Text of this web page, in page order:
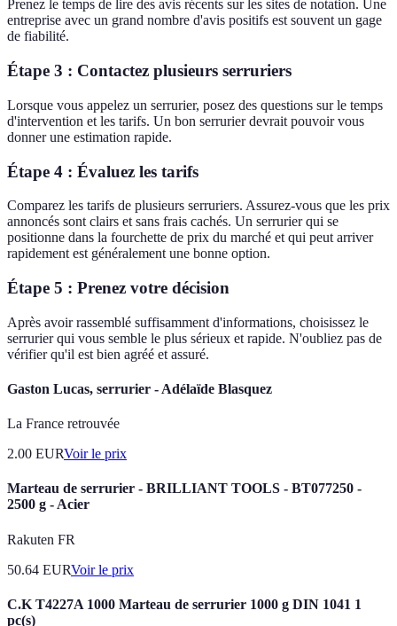
Prenez le temps de lire des avis récents sur les sites de notation. Une
entreprise avec un grand nombre d'avis positifs est souvent un gage
de fiabilité.
Étape 3 : Contactez plusieurs serruriers
Lorsque vous appelez un serrurier, posez des questions sur le temps
d'intervention et les tarifs. Un bon serrurier devrait pouvoir vous
donner une estimation rapide.
Étape 4 : Évaluez les tarifs
Comparez les tarifs de plusieurs serruriers. Assurez-vous que les prix
annoncés sont clairs et sans frais cachés. Un serrurier qui se
positionne dans la fourchette de prix du marché et qui peut arriver
rapidement est généralement une bonne option.
Étape 5 : Prenez votre décision
Après avoir rassemblé suffisamment d'informations, choisissez le
serrurier qui vous semble le plus sérieux et rapide. N'oubliez pas de
vérifier qu'il est bien agréé et assuré.
Gaston Lucas, serrurier - Adélaïde Blasquez
La France retrouvée
2.00 EURVoir le prix
Marteau de serrurier - BRILLIANT TOOLS - BT077250 -
2500 g - Acier
Rakuten FR
50.64 EURVoir le prix
C.K T4227A 1000 Marteau de serrurier 1000 g DIN 1041 1
pc(s)